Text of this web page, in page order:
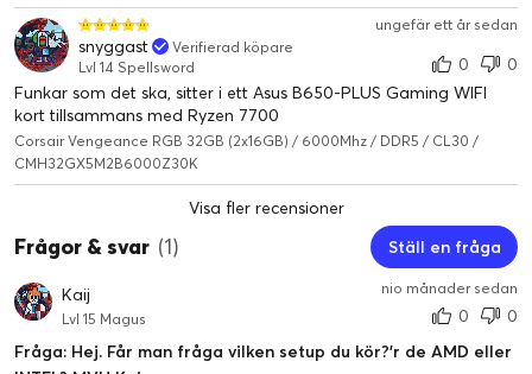
ungefär ett år sedan
snyggast
Verifierad köpare
Lvl 14 Spellsword
0
0
Funkar som det ska, sitter i ett Asus B650-PLUS Gaming WIFI
kort tillsammans med Ryzen 7700
Corsair Vengeance RGB 32GB (2x16GB) / 6000Mhz / DDR5 / CL30 /
CMH32GX5M2B6000Z30K
Visa fler recensioner
Frågor & svar (1) Ställ en fråga
Kaij
Lvl 15 Magus
nio månader sedan
0
0
Fråga: Hej. Får man fråga vilken setup du kör?'r de AMD eller